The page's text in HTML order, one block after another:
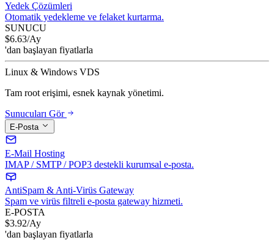
Yedek Çözümleri
Otomatik yedekleme ve felaket kurtarma.
SUNUCU
$6.63/Ay
'dan başlayan fiyatlarla
Linux & Windows VDS
Tam root erişimi, esnek kaynak yönetimi.
Sunucuları Gör
E-Posta
E-Mail Hosting
IMAP / SMTP / POP3 destekli kurumsal e-posta.
AntiSpam & Anti-Virüs Gateway
Spam ve virüs filtreli e-posta gateway hizmeti.
E-POSTA
$3.92/Ay
'dan başlayan fiyatlarla